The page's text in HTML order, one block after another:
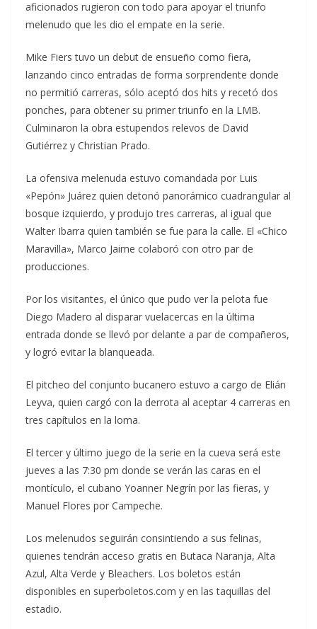
aficionados rugieron con todo para apoyar el triunfo
melenudo que les dio el empate en la serie.
Mike Fiers tuvo un debut de ensueño como fiera,
lanzando cinco entradas de forma sorprendente donde
no permitió carreras, sólo aceptó dos hits y recetó dos
ponches, para obtener su primer triunfo en la LMB.
Culminaron la obra estupendos relevos de David
Gutiérrez y Christian Prado.
La ofensiva melenuda estuvo comandada por Luis
«Pepón» Juárez quien detonó panorámico cuadrangular al
bosque izquierdo, y produjo tres carreras, al igual que
Walter Ibarra quien también se fue para la calle. El «Chico
Maravilla», Marco Jaime colaboró con otro par de
producciones.
Por los visitantes, el único que pudo ver la pelota fue
Diego Madero al disparar vuelacercas en la última
entrada donde se llevó por delante a par de compañeros,
y logró evitar la blanqueada.
El pitcheo del conjunto bucanero estuvo a cargo de Elián
Leyva, quien cargó con la derrota al aceptar 4 carreras en
tres capítulos en la loma.
El tercer y último juego de la serie en la cueva será este
jueves a las 7:30 pm donde se verán las caras en el
montículo, el cubano Yoanner Negrín por las fieras, y
Manuel Flores por Campeche.
Los melenudos seguirán consintiendo a sus felinas,
quienes tendrán acceso gratis en Butaca Naranja, Alta
Azul, Alta Verde y Bleachers. Los boletos están
disponibles en superboletos.com y en las taquillas del
estadio.